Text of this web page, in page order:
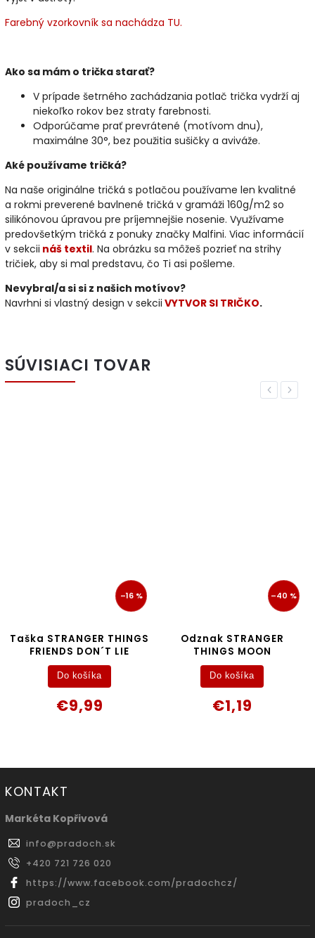
Farebný vzorkovník sa nachádza TU.
Ako sa mám o trička starať?
V prípade šetrného zachádzania potlač trička vydrží aj
niekoľko rokov bez straty farebnosti.
Odporúčame prať prevrátené (motívom dnu),
maximálne 30°, bez použitia sušičky a aviváže.
Aké používame tričká?
Na naše originálne tričká s potlačou používame len kvalitné
a rokmi preverené bavlnené tričká v gramáži 160g/m2 so
silikónovou úpravou pre príjemnejšie nosenie. Využívame
predovšetkým tričká z ponuky značky Malfini. Viac informácií
v sekcii náš textil. Na obrázku sa môžeš pozrieť na strihy
tričiek, aby si mal predstavu, čo Ti asi pošleme.
Nevybral/a si si z našich motívov?
Navrhni si vlastný design v sekcii VYTVOR SI TRIČKO.
SÚVISIACI TOVAR
Previous
–16 %
Taška STRANGER THINGS
FRIENDS DON´T LIE
€9,99
Do košíka
–40 %
Odznak STRANGER
THINGS MOON
€1,19
Do košíka
Next
KONTAKT
Markéta Kopřivová
info@pradoch.sk
+420 721 726 020
https://www.facebook.com/pradochcz/
pradoch_cz